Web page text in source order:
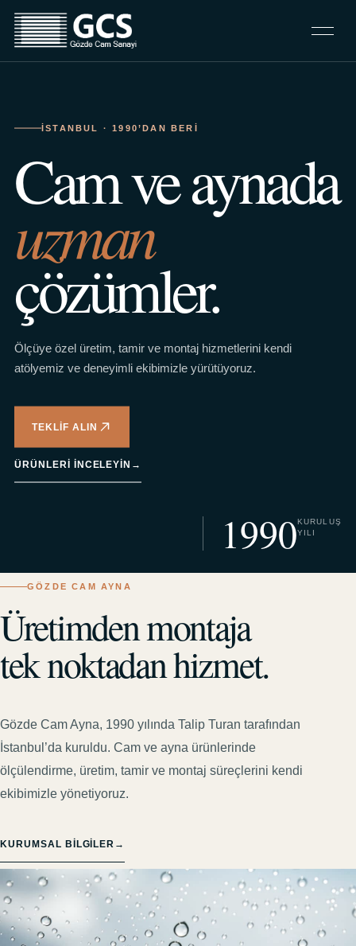
İSTANBUL · 1990’DAN BERI
Cam ve aynada
uzman
çözümler.
Ölçüye özel üretim, tamir ve montaj hizmetlerini kendi
atölyemiz ve deneyimli ekibimizle yürütüyoruz.
TEKLIF ALIN
ÜRÜNLERI INCELEYIN →
1990KURULUŞ
YILI
GÖZDE CAM AYNA
Üretimden montaja
tek noktadan hizmet.
Gözde Cam Ayna, 1990 yılında Talip Turan tarafından
İstanbul’da kuruldu. Cam ve ayna ürünlerinde
ölçülendirme, üretim, tamir ve montaj süreçlerini kendi
ekibimizle yönetiyoruz.
KURUMSAL BILGILER →